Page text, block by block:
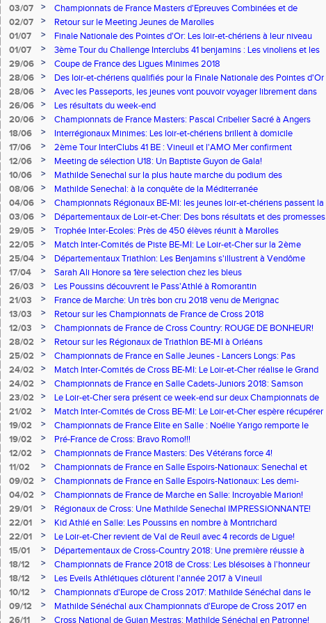
03/07
>
Championnats de France Masters d'Epreuves Combinées et de
Marche: Le Loir-et-Cher décroche 6 podiums!
02/07 >
Retour sur le Meeting Jeunes de Marolles
01/07
>
Finale Nationale des Pointes d'Or: Les loir-et-chériens à leur niveau
01/07
>
3ème Tour du Challenge Interclubs 41 benjamins : Les vinoliens et les
méroises ne lachent rien!
29/06 >
Coupe de France des Ligues Minimes 2018
28/06
>
Des loir-et-chériens qualifiés pour la Finale Nationale des Pointes d'Or
Colette Besson
28/06 >
Avec les Passeports, les jeunes vont pouvoir voyager librement dans
l'univers Pass'Athlé
26/06 >
Les résultats du week-end
20/06
>
Championnats de France Masters: Pascal Cribelier Sacré à Angers
18/06
>
Interrégionaux Minimes: Les loir-et-chériens brillent à domicile
17/06
>
2ème Tour InterClubs 41 BE : Vineuil et l'AMO Mer confirment
12/06
>
Meeting de sélection U18: Un Baptiste Guyon de Gala!
10/06
>
Mathilde Senechal sur la plus haute marche du podium des
Championnats Méditerranéens
08/06 >
Mathilde Senechal: à la conquête de la Méditerranée
04/06
>
Championnats Régionaux BE-MI: les jeunes loir-et-chériens passent la
vitesse supérieure
03/06 >
Départementaux de Loir-et-Cher: Des bons résultats et des promesses
29/05
>
Trophée Inter-Ecoles: Près de 450 élèves réunit à Marolles
22/05
>
Match Inter-Comités de Piste BE-MI: Le Loir-et-Cher sur la 2ème
marche du podium!
25/04 >
Départementaux Triathlon: Les Benjamins s'illustrent à Vendôme
17/04
>
Sarah Ali Honore sa 1ère selection chez les bleus
26/03
>
Les Poussins découvrent le Pass'Athlé à Romorantin
21/03
>
France de Marche: Un très bon cru 2018 venu de Merignac
13/03
>
Retour sur les Championnats de France de Cross 2018
12/03
>
Championnats de France de Cross Country: ROUGE DE BONHEUR!
28/02
>
Retour sur les Régionaux de Triathlon BE-MI à Orléans
25/02
>
Championnats de France en Salle Jeunes - Lancers Longs: Pas
d'exploit pour les loir-et-chériens
24/02 >
Match Inter-Comités de Cross BE-MI: Le Loir-et-Cher réalise le Grand
Chelem!
24/02 >
Championnats de France en Salle Cadets-Juniors 2018: Samson
Thouvard en Finale du 800m!
23/02 >
Le Loir-et-Cher sera présent ce week-end sur deux Championnats de
France
21/02 >
Match Inter-Comités de Cross BE-MI: Le Loir-et-Cher espère récupérer
son titre
19/02 >
Championnats de France Elite en Salle : Noélie Yarigo remporte le
800m à Liévin
19/02 >
Pré-France de Cross: Bravo Romo!!!
12/02
>
Championnats de France Masters: Des Vétérans force 4!
11/02
>
Championnats de France en Salle Espoirs-Nationaux: Senechal et
Degorce médaillées!
09/02 >
Championnats de France en Salle Espoirs-Nationaux: Les demi-
fondeurs seront de la partie
04/02 >
Championnats de France de Marche en Salle: Incroyable Marion!
29/01
>
Régionaux de Cross: Une Mathilde Senechal IMPRESSIONNANTE!
22/01
>
Kid Athlé en Salle: Les Poussins en nombre à Montrichard
22/01
>
Le Loir-et-Cher revient de Val de Reuil avec 4 records de Ligue!
15/01
>
Départementaux de Cross-Country 2018: Une première réussie à
Villiers-sur-Loir
18/12 >
Championnats de France 2018 de Cross: Les blésoises à l'honneur
18/12
>
Les Eveils Athlétiques clôturent l'année 2017 à Vineuil
10/12
>
Championnats d'Europe de Cross 2017: Mathilde Sénéchal dans le
gotha européen !
09/12 >
Mathilde Sénéchal aux Championnats d'Europe de Cross 2017 en
Slovaquie
26/11 > Cross National de Gujan Mestras: Mathilde Sénéchal en Patronne!